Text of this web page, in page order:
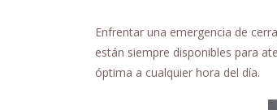
Enfrentar una emergencia de
están siempre disponibles para
óptima a cualquier hora del día.